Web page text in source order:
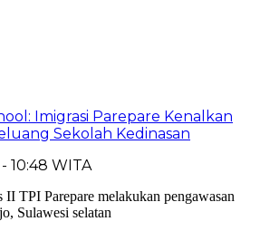
Imigrasi Parepare Kenalkan
Sekolah Kedinasan
10:48 WITA